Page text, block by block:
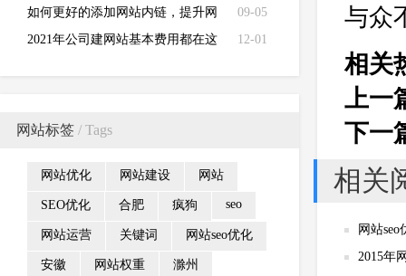
09-05
如何更好的添加网站内链，提升网
站收录量
12-01
2021年公司建网站基本费用都在这
网站标签 / Tags
网站优化 网站建设 网站
SEO优化 合肥 疯狗 seo
网站运营 关键词 网站seo优化
安徽 网站权重 滁州
与众
相关
上一
下一
相关
网站
2015年